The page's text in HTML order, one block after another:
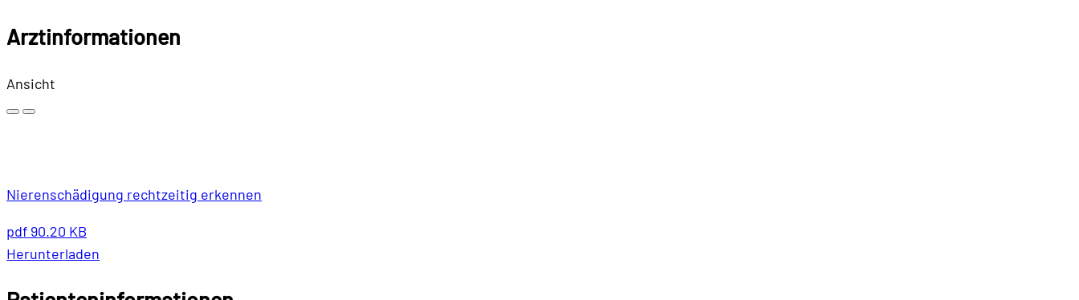
Arztinformationen
Ansicht
Nierenschädigung rechtzeitig erkennen
pdf 90.20 KB
Herunterladen